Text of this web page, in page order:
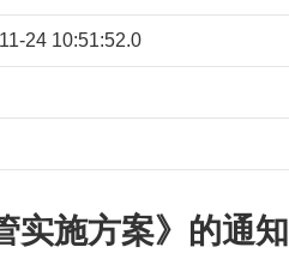
24 10:51:52.0
实施方案》的通知